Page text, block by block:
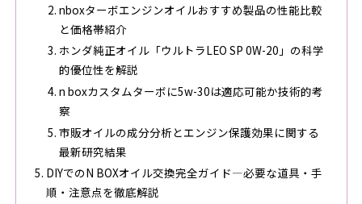
nboxターボエンジンオイルおすすめ製品の性能比較
と価格帯紹介
ホンダ純正オイル「ウルトラLEO SP 0W-20」の科学
的優位性を解説
n boxカスタムターボに5w-30は適応可能か技術的考
察
市販オイルの成分分析とエンジン保護効果に関する
最新研究結果
DIYでのN BOXオイル交換完全ガイド―必要な道具・手
順・注意点を徹底解説